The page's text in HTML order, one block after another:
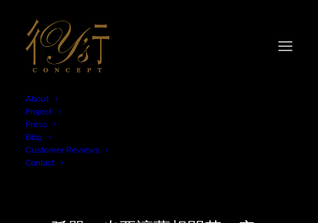
About
Project
Press
Blog
Customer Reviews
Contact
Architect